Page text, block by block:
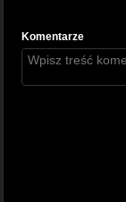
Komentarze